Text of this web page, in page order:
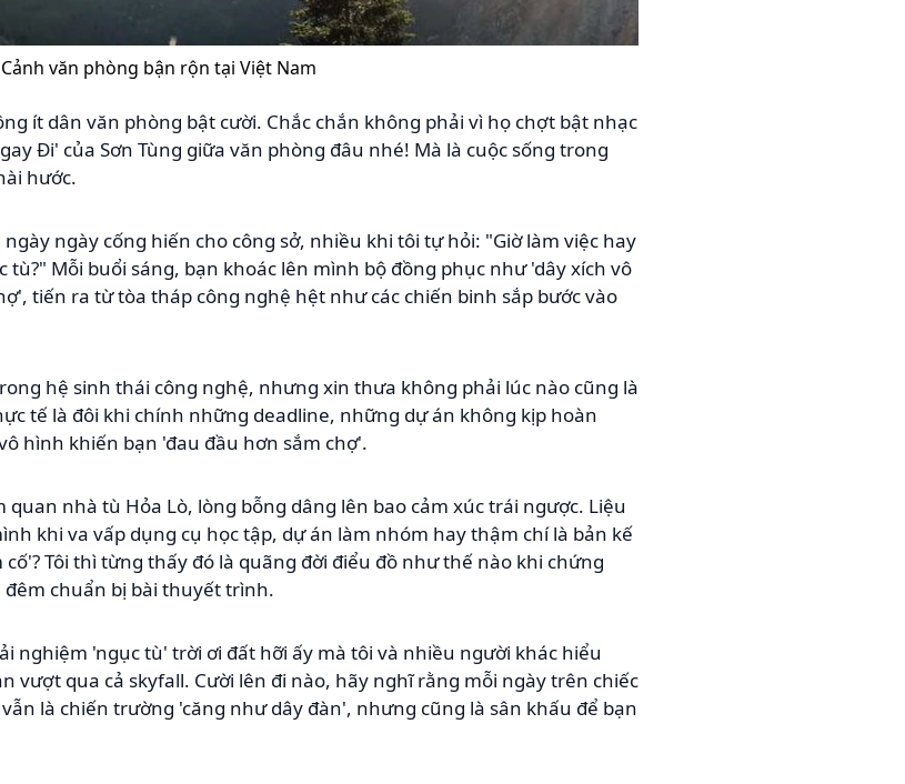
Cảnh văn phòng bận rộn tại Việt Nam
ít dân văn phòng bật cười. Chắc chắn không phải vì họ chợt bật nhạc
Đi' của Sơn Tùng giữa văn phòng đâu nhé! Mà là cuộc sống trong
hước.
ngày cống hiến cho công sở, nhiều khi tôi tự hỏi: "Giờ làm việc hay
tù?" Mỗi buổi sáng, bạn khoác lên mình bộ đồng phục như 'dây xích vô
tiến ra từ tòa tháp công nghệ hệt như các chiến binh sắp bước vào
hệ sinh thái công nghệ, nhưng xin thưa không phải lúc nào cũng là
tế là đôi khi chính những deadline, những dự án không kịp hoàn
hình khiến bạn 'đau đầu hơn sắm chợ'.
quan nhà tù Hỏa Lò, lòng bỗng dâng lên bao cảm xúc trái ngược. Liệu
khi va vấp dụng cụ học tập, dự án làm nhóm hay thậm chí là bản kế
Tôi thì từng thấy đó là quãng đời điểu đồ như thế nào khi chứng
đêm chuẩn bị bài thuyết trình.
nghiệm 'ngục tù' trời ơi đất hỡi ấy mà tôi và nhiều người khác hiểu
vượt qua cả skyfall. Cười lên đi nào, hãy nghĩ rằng mỗi ngày trên chiếc
là chiến trường 'căng như dây đàn', nhưng cũng là sân khấu để bạn